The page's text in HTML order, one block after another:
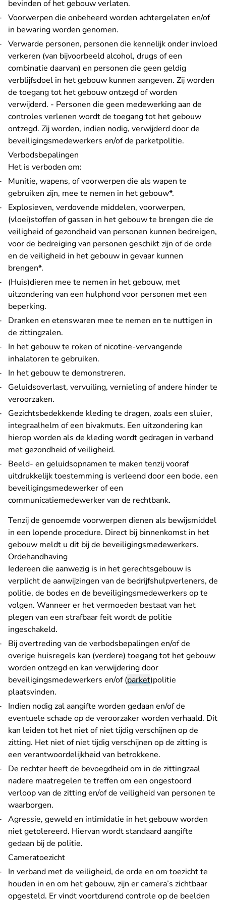
bevinden of het gebouw verlaten.
Voorwerpen die onbeheerd worden achtergelaten en/of
in bewaring worden genomen.
Verwarde personen, personen die kennelijk onder invloed
verkeren (van bijvoorbeeld alcohol, drugs of een
combinatie daarvan) en personen die geen geldig
verblijfsdoel in het gebouw kunnen aangeven. Zij worden
de toegang tot het gebouw ontzegd of worden
verwijderd. - Personen die geen medewerking aan de
controles verlenen wordt de toegang tot het gebouw
ontzegd. Zij worden, indien nodig, verwijderd door de
beveiligingsmedewerkers en/of de parketpolitie.
Verbodsbepalingen
Het is verboden om:
Munitie, wapens, of voorwerpen die als wapen te
gebruiken zijn, mee te nemen in het gebouw*.
Explosieven, verdovende middelen, voorwerpen,
(vloei)stoffen of gassen in het gebouw te brengen die de
veiligheid of gezondheid van personen kunnen bedreigen,
voor de bedreiging van personen geschikt zijn of de orde
en de veiligheid in het gebouw in gevaar kunnen
brengen*.
(Huis)dieren mee te nemen in het gebouw, met
uitzondering van een hulphond voor personen met een
beperking.
Dranken en etenswaren mee te nemen en te nuttigen in
de zittingzalen.
In het gebouw te roken of nicotine-vervangende
inhalatoren te gebruiken.
In het gebouw te demonstreren.
Geluidsoverlast, vervuiling, vernieling of andere hinder te
veroorzaken.
Gezichtsbedekkende kleding te dragen, zoals een sluier,
integraalhelm of een bivakmuts. Een uitzondering kan
hierop worden als de kleding wordt gedragen in verband
met gezondheid of veiligheid.
Beeld- en geluidsopnamen te maken tenzij vooraf
uitdrukkelijk toestemming is verleend door een bode, een
beveiligingsmedewerker of een
communicatiemedewerker van de rechtbank.
Tenzij de genoemde voorwerpen dienen als bewijsmiddel
in een lopende procedure. Direct bij binnenkomst in het
gebouw meldt u dit bij de beveiligingsmedewerkers.
Ordehandhaving
Iedereen die aanwezig is in het gerechtsgebouw is
verplicht de aanwijzingen van de bedrijfshulpverleners, de
politie, de bodes en de beveiligingsmedewerkers op te
volgen. Wanneer er het vermoeden bestaat van het
plegen van een strafbaar feit wordt de politie
ingeschakeld.
Bij overtreding van de verbodsbepalingen en/of de
overige huisregels kan (verdere) toegang tot het gebouw
worden ontzegd en kan verwijdering door
beveiligingsmedewerkers en/of (parket)politie
plaatsvinden.
Indien nodig zal aangifte worden gedaan en/of de
eventuele schade op de veroorzaker worden verhaald. Dit
kan leiden tot het niet of niet tijdig verschijnen op de
zitting. Het niet of niet tijdig verschijnen op de zitting is
een verantwoordelijkheid van betrokkene.
De rechter heeft de bevoegdheid om in de zittingzaal
nadere maatregelen te treffen om een ongestoord
verloop van de zitting en/of de veiligheid van personen te
waarborgen.
Agressie, geweld en intimidatie in het gebouw worden
niet getolereerd. Hiervan wordt standaard aangifte
gedaan bij de politie.
Cameratoezicht
In verband met de veiligheid, de orde en om toezicht te
houden in en om het gebouw, zijn er camera’s zichtbaar
opgesteld. Er vindt voortdurend controle op de beelden